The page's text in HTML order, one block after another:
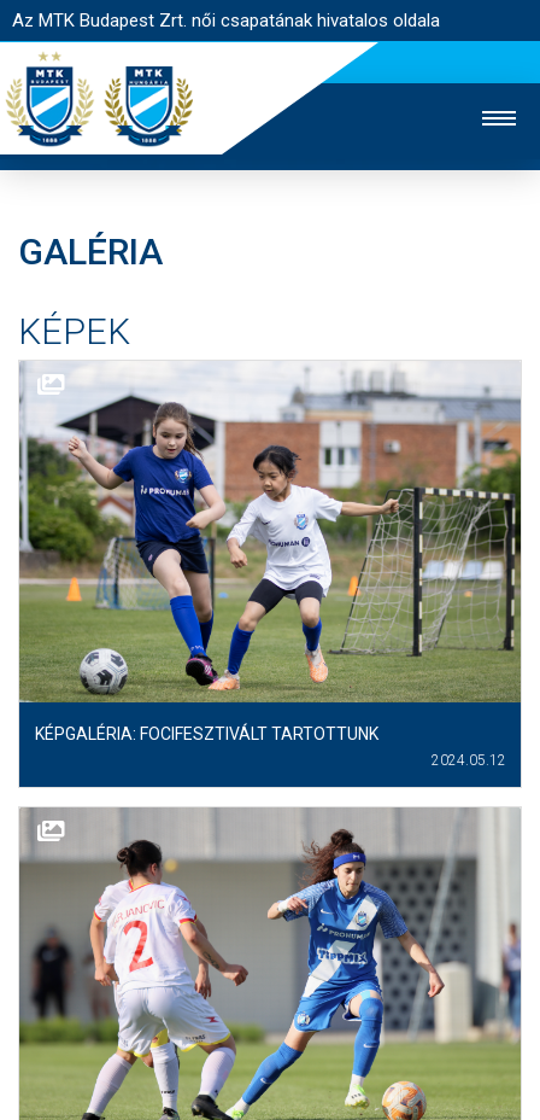
Az MTK Budapest Zrt. női csapatának hivatalos oldala
JEGYÉRTÉKESÍTÉS
EGYESÜLET
KAPCSOLAT
NYITÓLAP
HÍREK
CSAPAT
MÉRKŐZÉSEK
JELENTKEZÉS
KLUB
GALÉRIA
SAJTÓ
GALÉRIA
KÉPEK
KÉPGALÉRIA: FOCIFESZTIVÁLT TARTOTTUNK
2024.05.12